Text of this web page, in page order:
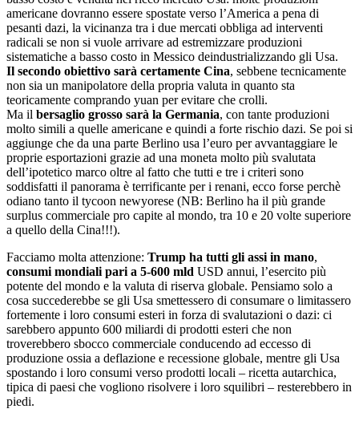
americane dovranno essere spostate verso l’America a pena di
pesanti dazi, la vicinanza tra i due mercati obbliga ad interventi
radicali se non si vuole arrivare ad estremizzare produzioni
sistematiche a basso costo in Messico deindustrializzando gli Usa.
Il secondo obiettivo sarà certamente Cina, sebbene tecnicamente
non sia un manipolatore della propria valuta in quanto sta
teoricamente comprando yuan per evitare che crolli.
Ma il bersaglio grosso sarà la Germania, con tante produzioni
molto simili a quelle americane e quindi a forte rischio dazi. Se poi si
aggiunge che da una parte Berlino usa l’euro per avvantaggiare le
proprie esportazioni grazie ad una moneta molto più svalutata
dell’ipotetico marco oltre al fatto che tutti e tre i criteri sono
soddisfatti il panorama è terrificante per i renani, ecco forse perchè
odiano tanto il tycoon newyorese (NB: Berlino ha il più grande
surplus commerciale pro capite al mondo, tra 10 e 20 volte superiore
a quello della Cina!!!).
Facciamo molta attenzione: Trump ha tutti gli assi in mano,
consumi mondiali pari a 5-600 mld USD annui, l’esercito più
potente del mondo e la valuta di riserva globale. Pensiamo solo a
cosa succederebbe se gli Usa smettessero di consumare o limitassero
fortemente i loro consumi esteri in forza di svalutazioni o dazi: ci
sarebbero appunto 600 miliardi di prodotti esteri che non
troverebbero sbocco commerciale conducendo ad eccesso di
produzione ossia a deflazione e recessione globale, mentre gli Usa
spostando i loro consumi verso prodotti locali – ricetta autarchica,
tipica di paesi che vogliono risolvere i loro squilibri – resterebbero in
piedi.